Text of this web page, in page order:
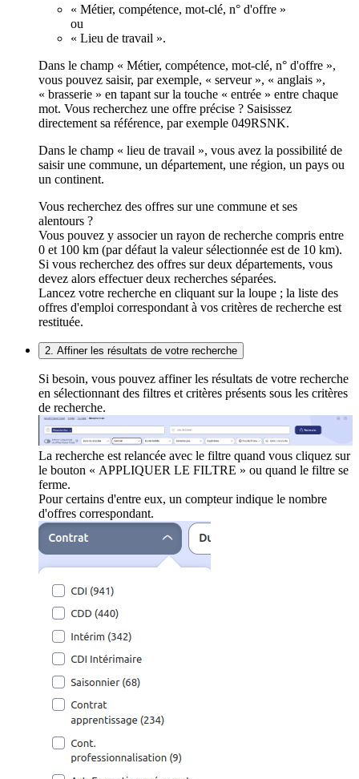
« Métier, compétence, mot-clé, n° d'offre »
ou
« Lieu de travail ».
Dans le champ « Métier, compétence, mot-clé, n° d'offre »,
vous pouvez saisir, par exemple, « serveur », « anglais »,
« brasserie » en tapant sur la touche « entrée » entre chaque
mot. Vous recherchez une offre précise ? Saisissez
directement sa référence, par exemple 049RSNK.
Dans le champ « lieu de travail », vous avez la possibilité de
saisir une commune, un département, une région, un pays ou
un continent.
Vous recherchez des offres sur une commune et ses
alentours ?
Vous pouvez y associer un rayon de recherche compris entre
0 et 100 km (par défaut la valeur sélectionnée est de 10 km).
Si vous recherchez des offres sur deux départements, vous
devez alors effectuer deux recherches séparées.
Lancez votre recherche en cliquant sur la loupe ; la liste des
offres d'emploi correspondant à vos critères de recherche est
restituée.
2. Affiner les résultats de votre recherche
Si besoin, vous pouvez affiner les résultats de votre recherche
en sélectionnant des filtres et critères présents sous les critères
de recherche.
La recherche est relancée avec le filtre quand vous cliquez sur
le bouton « APPLIQUER LE FILTRE » ou quand le filtre se
ferme.
Pour certains d'entre eux, un compteur indique le nombre
d'offres correspondant.